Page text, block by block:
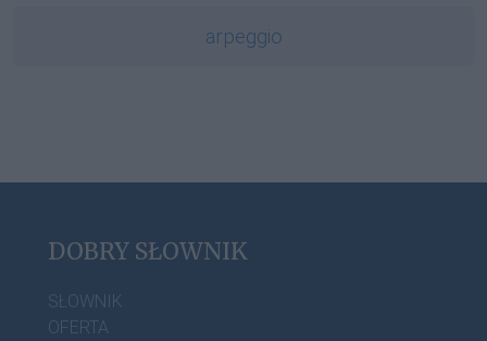
arpeggio
DOBRY SŁOWNIK
SŁOWNIK
OFERTA